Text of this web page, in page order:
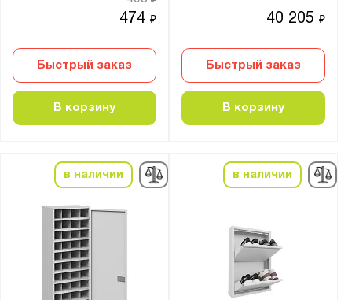
474₽
Быстрый заказ
В корзину
40 205₽
Быстрый заказ
В корзину
в наличии в наличии
Для детского сада
Для многоквартирных домов
Для одежды
Для рабочей одежды
Инфракрасный
Передвижная
Сварной
Скамейки уличные
Стойка для обуви